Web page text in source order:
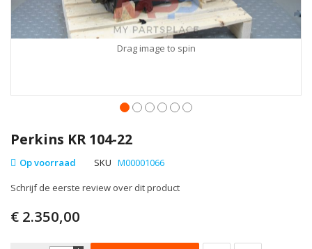
Perkins KR 104-22
Op voorraad SKU M00001066
Schrijf de eerste review over dit product
€ 2.350,00
Drag image to spin